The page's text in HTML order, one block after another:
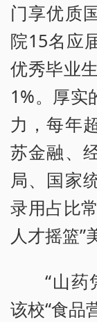
门享优质
院15名应
优秀毕业
1%。厚实
力，每年
苏金融、
局、国家
录用占比
人才摇篮”
“山药
该校“食品